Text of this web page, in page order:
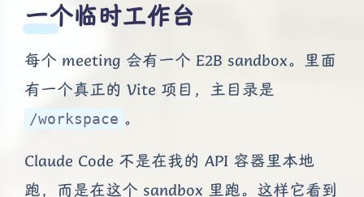
一个临时工作台
每个 meeting 会有一个 E2B sandbox。里面
有一个真正的 Vite 项目，主目录是
/workspace 。
Claude Code 不是在我的 API 容器里本地
跑，而是在这个 sandbox 里跑。这样它看到